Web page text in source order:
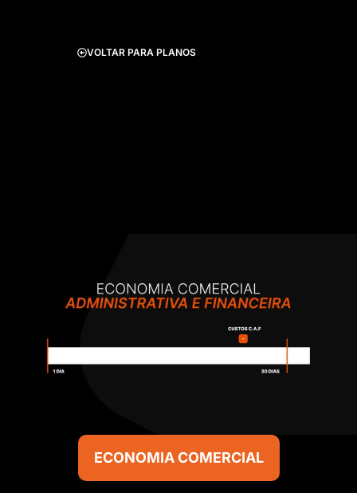
ECONOMIA COMERCIAL
VOLTAR PARA PLANOS